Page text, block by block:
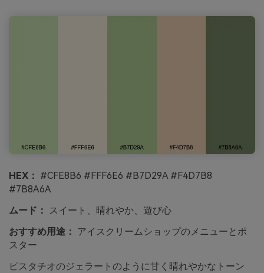
HEX： #CFE8B6 #FFF6E6 #B7D29A #F4D7B8
#7B8A6A
ムード： スイート、晴れやか、遊び心
おすすめ用途： アイスクリームショップのメニューとポ
スター
ピスタチオのジェラートのように甘く晴れやかなトーン